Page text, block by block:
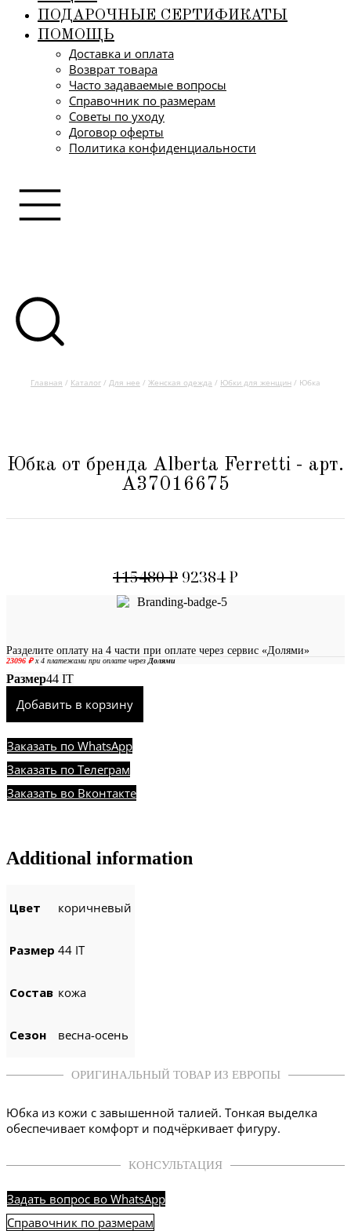
ПОДАРОЧНЫЕ СЕРТИФИКАТЫ
ПОМОЩЬ
Доставка и оплата
Возврат товара
Часто задаваемые вопросы
Справочник по размерам
Советы по уходу
Договор оферты
Политика конфиденциальности
Главная / Каталог / Для нее / Женская одежда / Юбки для женщин / Юбка
Юбка от бренда Alberta Ferretti - арт.
A37016675
115480₽ 92384₽
Разделите оплату на 4 части при оплате через сервис «Долями»
Размер44 IT
Добавить в корзину
Заказать по WhatsApp
Заказать по Телеграм
Заказать во Вконтакте
Additional information
Цвет коричневый
Размер 44 IT
Состав кожа
Сезон весна-осень
ОРИГИНАЛЬНЫЙ ТОВАР ИЗ ЕВРОПЫ
Юбка из кожи с завышенной талией. Тонкая выделка
обеспечивает комфорт и подчёркивает фигуру.
КОНСУЛЬТАЦИЯ
Задать вопрос во WhatsApp
Справочник по размерам